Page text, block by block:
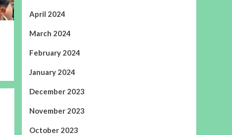
April 2024
March 2024
February 2024
January 2024
December 2023
November 2023
October 2023